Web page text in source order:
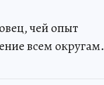
чей опыт
всем округам.